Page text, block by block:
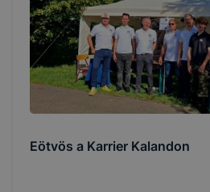
Eötvös a Karrier Kalandon